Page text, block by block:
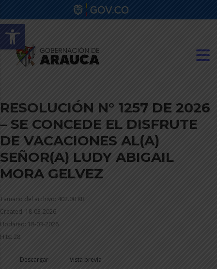
Abrir barra de herramientas
RESOLUCIÓN N° 1257 DE 2026
– SE CONCEDE EL DISFRUTE
DE VACACIONES AL(A)
SEÑOR(A) LUDY ABIGAIL
MORA GELVEZ
Tamaño del archivo: 402.00 KB
Created: 18-03-2026
Updated: 18-03-2026
Hits: 28
Descargar Vista previa